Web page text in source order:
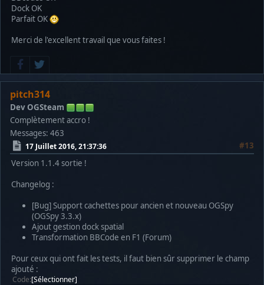
Warning: mysql_fetch_array() expects parameter 1 to be
Warning: mysql_free_result() expects parameter 1 to be
Warning: mysql_fetch_array() expects parameter 1 to be
Notice: Undefined offset: 0 in /home/ospy/public_html/
Warning: mysql_free_result() expects parameter 1 to be
Warning: mysql_free_result() expects parameter 1 to be
Warning: mysql_fetch_array() expects parameter 1 to be
Notice: Undefined offset: 0 in /home/ospy/public_html/
Warning: mysql_free_result() expects parameter 1 to be
Warning: mysql_free_result() expects parameter 1 to be
Warning: mysql_fetch_array() expects parameter 1 to be
Dock OK
Parfait OK
Merci de l'excellent travail que vous faites !
pitch314
Dev OGSteam
Complètement accro !
Messages: 463
17 Juillet 2016, 21:37:36
#13
Version 1.1.4 sortie !
Changelog :
[Bug] Support cachettes pour ancien et nouveau OGSpy
(OGSpy 3.3.x)
Ajout gestion dock spatial
Transformation BBCode en F1 (Forum)
Pour ceux qui ont fait les tests, il faut bien sûr supprimer le champ
ajouté :
Code Sélectionner